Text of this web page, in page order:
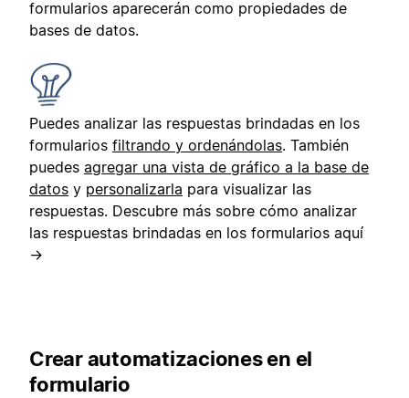
formularios aparecerán como propiedades de
bases de datos.
Puedes analizar las respuestas brindadas en los
formularios filtrando y ordenándolas. También
puedes agregar una vista de gráfico a la base de
datos y personalizarla para visualizar las
respuestas. Descubre más sobre cómo analizar
las respuestas brindadas en los formularios aquí
→
Crear automatizaciones en el
formulario